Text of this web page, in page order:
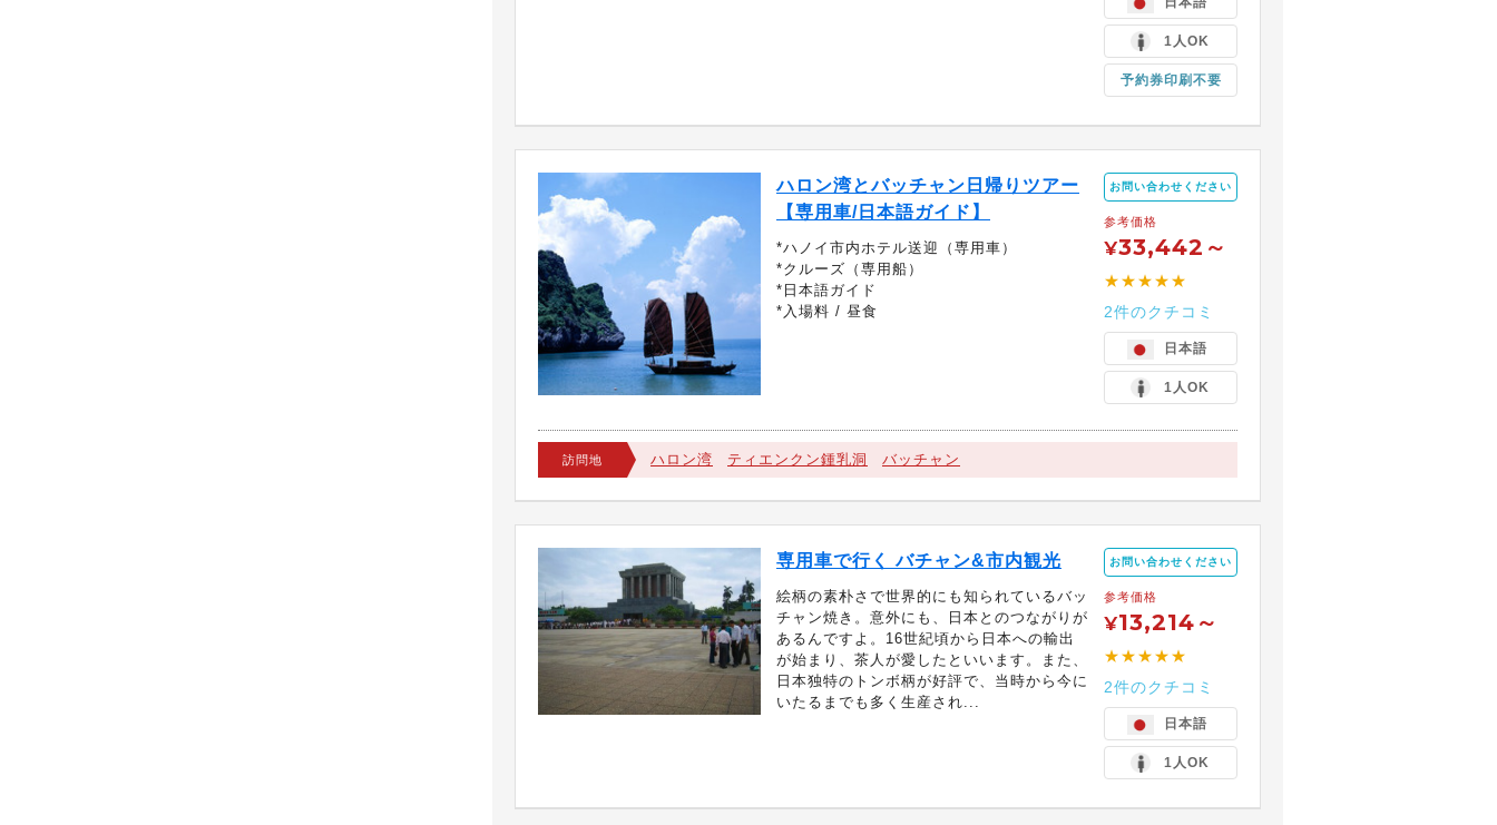
1人OK
予約券印刷不要
ハロン湾とバッチャン日帰りツアー
【専用車/日本語ガイド】
*ハノイ市内ホテル送迎（専用車）
*クルーズ（専用船）
*日本語ガイド
*入場料 / 昼食
お問い合わせください
参考価格
¥33,442～
★★★★★
2件のクチコミ
日本語
1人OK
訪問地 ハロン湾 ティエンクン鍾乳洞 バッチャン
専用車で行く バチャン&市内観光
絵柄の素朴さで世界的にも知られているバッ
チャン焼き。意外にも、日本とのつながりが
あるんですよ。16世紀頃から日本への輸出
が始まり、茶人が愛したといいます。また、
日本独特のトンボ柄が好評で、当時から今に
いたるまでも多く生産され...
お問い合わせください
参考価格
¥13,214～
★★★★★
2件のクチコミ
日本語
1人OK